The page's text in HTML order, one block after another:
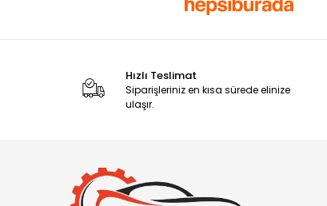
Hızlı Teslimat
Siparişleriniz en kısa sürede elinize
ulaşır.